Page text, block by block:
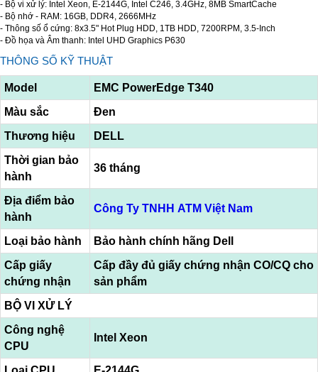
- Bộ vi xử lý: Intel Xeon, E-2144G, Intel C246, 3.4GHz, 8MB SmartCache
- Bộ nhớ - RAM: 16GB, DDR4, 2666MHz
- Thông số ổ cứng: 8x3.5" Hot Plug HDD, 1TB HDD, 7200RPM, 3.5-Inch
- Đồ họa và Âm thanh: Intel UHD Graphics P630
THÔNG SỐ KỸ THUẬT
Model
EMC PowerEdge T340
Màu sắc
Đen
Thương hiệu
DELL
Thời gian bảo
hành
36 tháng
Địa điểm bảo
hành
Công Ty TNHH ATM Việt Nam
Loại bảo hành
Bảo hành chính hãng Dell
Cấp giấy
chứng nhận
Cấp đầy đủ giấy chứng nhận CO/CQ cho
sản phẩm
BỘ VI XỬ LÝ
Công nghệ
CPU
Intel Xeon